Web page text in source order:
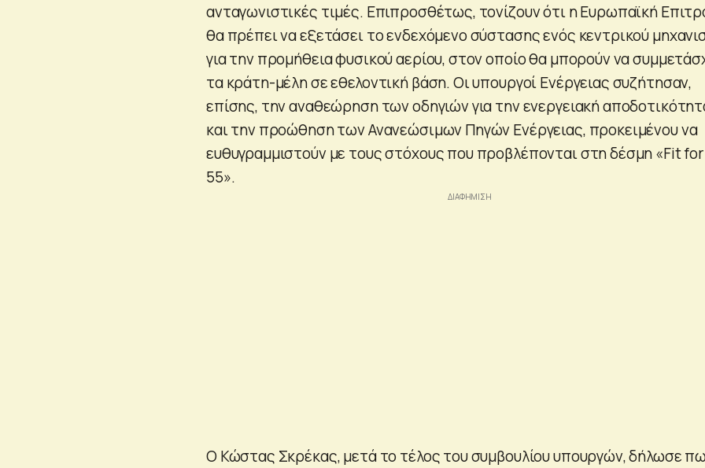
ανταγωνιστικές τιμές. Επιπροσθέτως, τονίζουν ότι η Ευρωπαϊκή
θα πρέπει να εξετάσει το ενδεχόμενο σύστασης ενός κεντρικού
για την προμήθεια φυσικού αερίου, στον οποίο θα μπορούν να
τα κράτη-μέλη σε εθελοντική βάση. Οι υπουργοί Ενέργειας συζήτησαν,
επίσης, την αναθεώρηση των οδηγιών για την ενεργειακή
και την προώθηση των Ανανεώσιμων Πηγών Ενέργειας, προκειμένου να
ευθυγραμμιστούν με τους στόχους που προβλέπονται στη δέσμη «Fit for
55».
Ο Κώστας Σκρέκας, μετά το τέλος του συμβουλίου υπουργών, δήλωσε